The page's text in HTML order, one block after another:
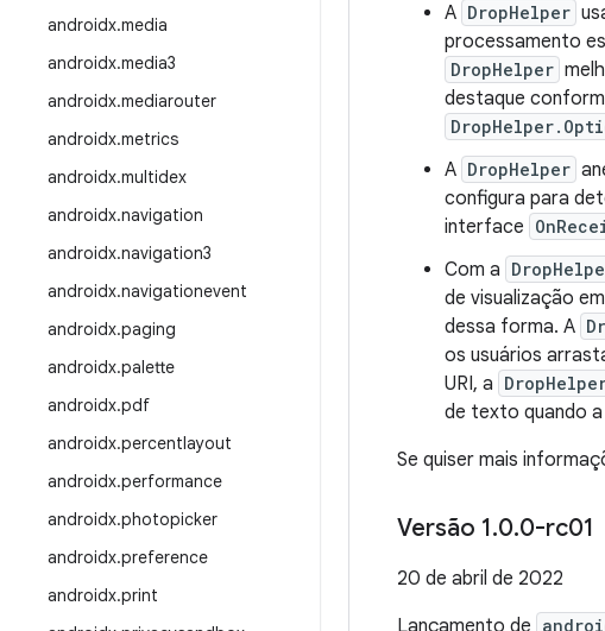
androidx.media
androidx.media3
androidx.mediarouter
androidx.metrics
androidx.multidex
androidx.navigation
androidx.navigation3
androidx.navigationevent
androidx.paging
androidx.palette
androidx.pdf
androidx.percentlayout
androidx.performance
androidx.photopicker
androidx.preference
androidx.print
A DropHelper
processamento
DropHelper
destaque
A DropHelper
configura para
interface
Com a
de visualização
dessa forma. A
os usuários
URI, a
de texto quando a
Se quiser mais
Versão 1.0.0-rc01
20 de abril de 2022
Lançamento de